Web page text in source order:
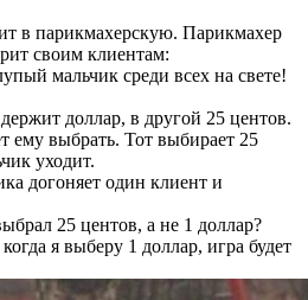
в парикмахерскую. Парикмахер
своим клиентам:
мальчик среди всех на свете!
доллар, в другой 25 центов.
ему выбрать. Тот выбирает 25
уходит.
догоняет один клиент и
25 центов, а не 1 доллар?
я выберу 1 доллар, игра будет